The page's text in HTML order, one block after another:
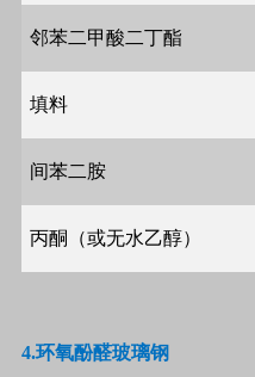
邻苯二甲酸二丁酯
填料
间苯二胺
丙酮（或无水乙醇）
4.环氧酚醛玻璃钢